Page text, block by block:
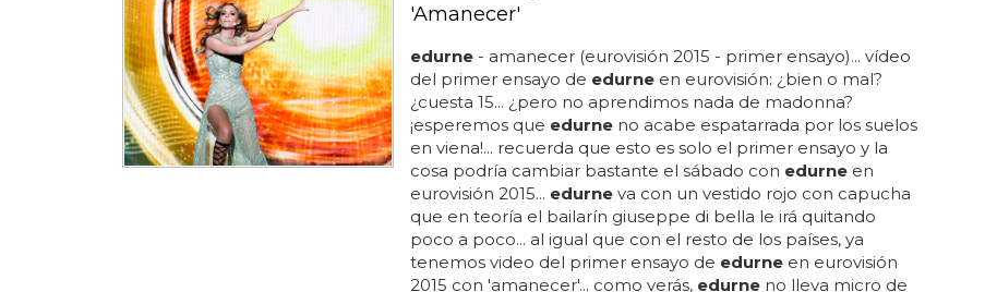
'Amanecer'
edurne- amanecer (eurovisión 2015 - primer ensayo)... vídeo
del primer ensayo de edurneen eurovisión: ¿bien o mal?
¿cuesta 15... ¿pero no aprendimos nada de madonna?
¡esperemos que edurneno acabe espatarrada por los suelos
en viena!... recuerda que esto es solo el primer ensayo y la
cosa podría cambiar bastante el sábado con edurneen
eurovisión 2015... edurneva con un vestido rojo con capucha
que en teoría el bailarín giuseppe di bella le irá quitando
poco a poco... al igual que con el resto de los países, ya
tenemos video del primer ensayo de edurneen eurovisión
2015 con 'amanecer'... como verás, edurneno lleva micro de